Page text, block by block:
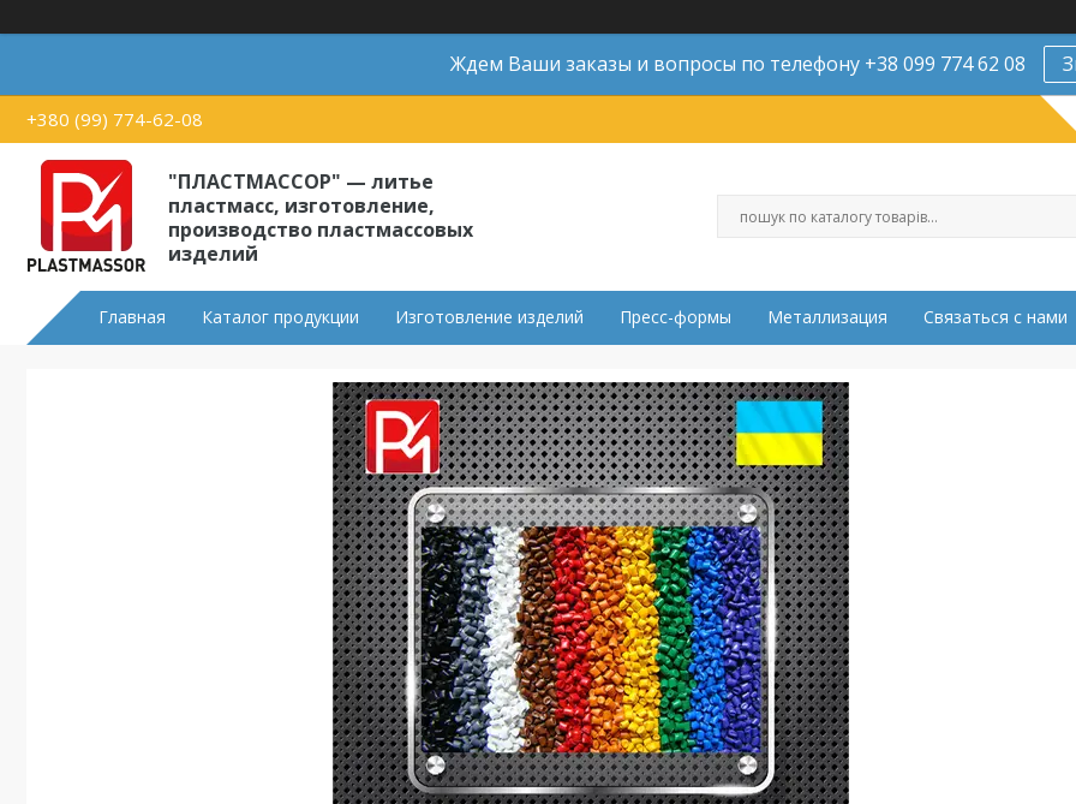
Ждем Ваши заказы и вопросы по телефону +38 099 774 62 08
+380 (99) 774-62-08
"ПЛАСТМАССОР" — литье
пластмасс, изготовление,
производство пластмассовых
изделий
Главная Каталог продукции Изготовление изделий Пресс-формы Металлизация Связаться с нами